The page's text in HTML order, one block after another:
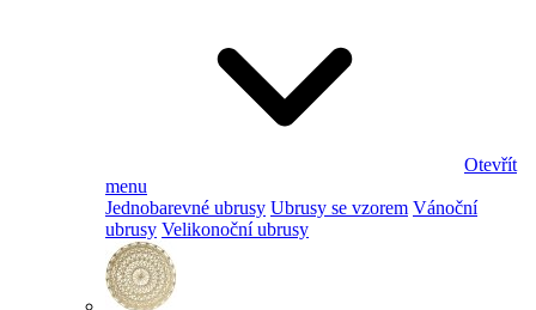
Otevřít
menu
Jednobarevné ubrusy Ubrusy se vzorem Vánoční
ubrusy Velikonoční ubrusy